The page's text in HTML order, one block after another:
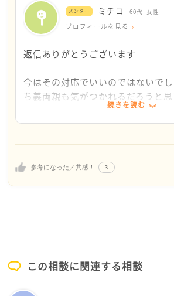
参考になった／共感！ 3
メンター ミチコ 60代 女性
プロフィールを見る
返信ありがとうございます
今はその対応でいいのではないで
ち義両親も気がつかれるだろうと
に手を差し伸べれば、それで充分だ
続きを読む
この相談に関連する相談